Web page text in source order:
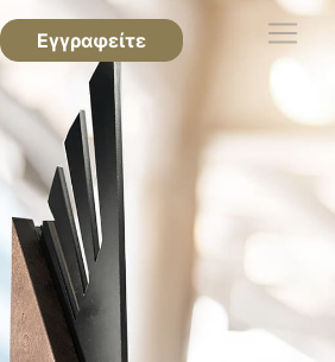
Εγγραφείτε